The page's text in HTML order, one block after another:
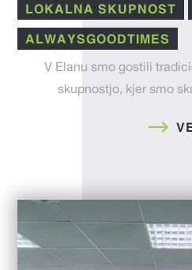
LOKALNA SKUPNOST
ALWAYSGOODTIMES
V Elanu smo gostili
skupnostjo, kjer smo